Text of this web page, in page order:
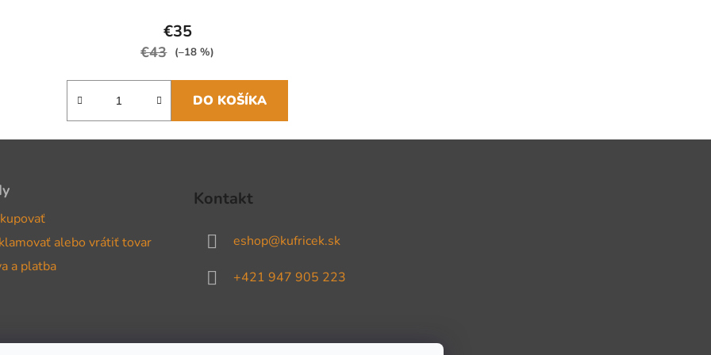
€35
€43 (–18 %)
DO KOŠÍKA
alebo vrátiť tovar
a platba
Kontakt
eshop@kufricek.sk
+421 947 905 223